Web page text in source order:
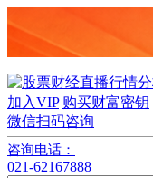
加入VIP 购买财富密钥
微信扫码咨询
咨询电话：
021-62167888